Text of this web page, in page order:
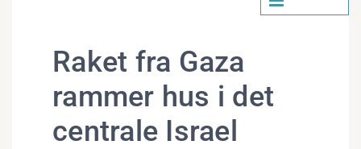
Raket fra Gaza
rammer hus i det
centrale Israel